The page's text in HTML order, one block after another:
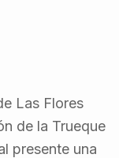
Las Flores
de la Trueque
presente una